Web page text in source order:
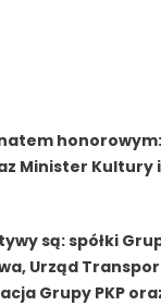
Minister Kultury
są: spółki
Urząd
Grupy PKP